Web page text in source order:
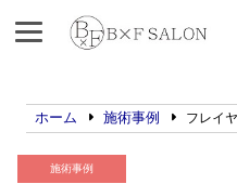
ホーム 施術事例 フレイ
施術事例